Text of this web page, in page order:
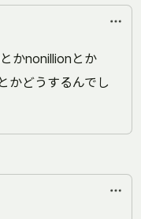
かnonillionとか
かどうするんでし